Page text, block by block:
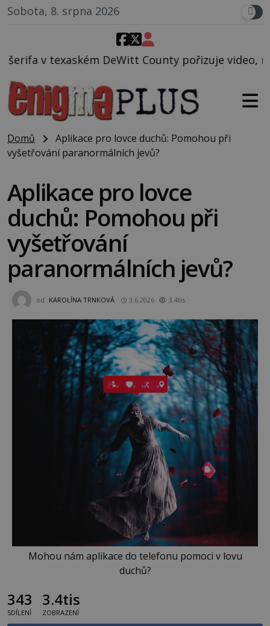
Sobota, 8. srpna 2026
County pořizuje video, na kterém před jeho
Domů
Aplikace pro lovce duchů: Pomohou při
vyšetřování paranormálních jevů?
Aplikace pro lovce
duchů: Pomohou při
vyšetřování
paranormálních jevů?
od KAROLÍNA TRNKOVÁ 3.6.2026 3.4tis
Mohou nám aplikace do telefonu pomoci v lovu
duchů?
343
SDÍLENÍ
3.4tis
ZOBRAZENÍ